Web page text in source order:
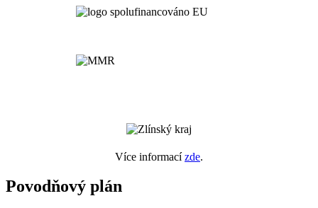
Více informacízde.
Povodňový plán